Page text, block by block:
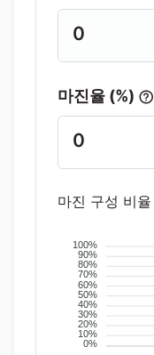
0
마진율 (%)
0
마진 구성 비율
100%
90%
80%
70%
60%
50%
40%
30%
20%
10%
0%